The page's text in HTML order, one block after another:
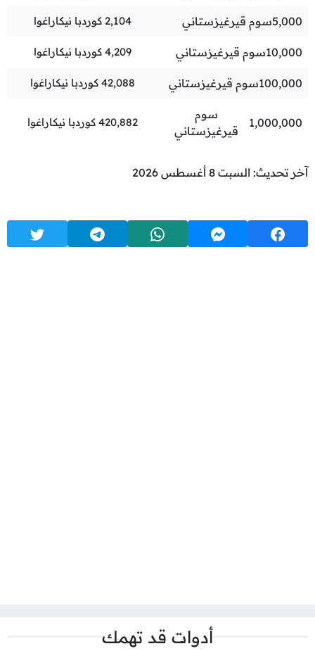
5,000سوم قيرغيزستاني 2,104 كوردبا نيكاراغوا
10,000سوم قيرغيزستاني 4,209 كوردبا نيكاراغوا
100,000سوم قيرغيزستاني 42,088 كوردبا نيكاراغوا
1,000,000
سوم
قيرغيزستاني
420,882 كوردبا نيكاراغوا
آخر تحديث: السبت 8 أغسطس 2026
أدوات قد تهمك